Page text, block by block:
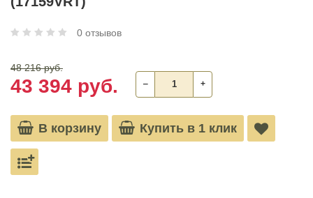
0 отзывов
48 216 руб.
43 394 руб. ‒ +
В корзину Купить в 1 клик